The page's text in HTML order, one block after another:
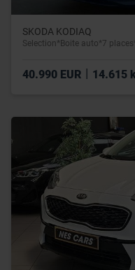
SKODA KODIAQ
Selection*Boite auto*7
40.990 EUR 14.615